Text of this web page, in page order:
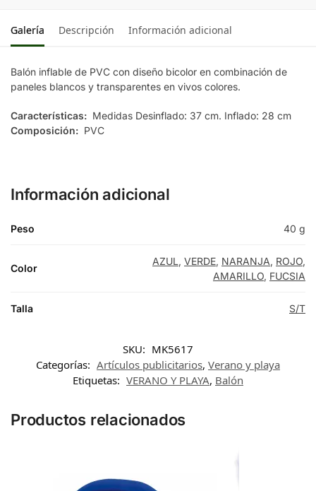
Galería Descripción Información adicional
Balón inflable de PVC con diseño bicolor en combinación de
paneles blancos y transparentes en vivos colores.
Características: Medidas Desinflado: 37 cm. Inflado: 28 cm
Composición: PVC
Información adicional
Peso 40 g
Color
AZUL, VERDE, NARANJA, ROJO,
AMARILLO, FUCSIA
Talla S/T
SKU: MK5617
Categorías: Artículos publicitarios, Verano y playa
Etiquetas: VERANO Y PLAYA, Balón
Productos relacionados